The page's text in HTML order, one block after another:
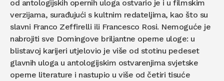
od antologijskih opernih uloga ostvario je i u filmskim
verzijama, surađujući s kultnim redateljima, kao što su
slavni Franco Zeffirelli ili Francesco Rosi. Nemoguće je
nabrojiti sve Domingove briljantne operne uloge: u
blistavoj karijeri utjelovio je više od stotinu pedeset
glavnih uloga u antologijskim ostvarenjima svjetske
operne literature i nastupio u više od četiri tisuće